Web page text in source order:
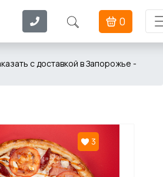
0
с доставкой в Запорожье -
3